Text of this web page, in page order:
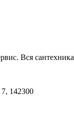
Вся
142300